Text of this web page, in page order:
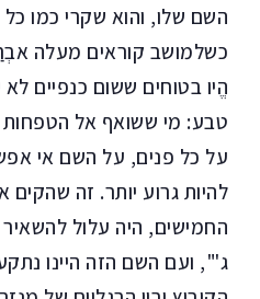
השם שלו, והוא שקרי כמו
כשלמושב קוראים מעלה
הֱיו בטוחים ששום כנפיים
טבע: מי ששואף אל
על כל פנים, על השם אי
להיות גרוע יותר. זה
החמישים, היה עלול
ג'", ועם השם הזה היינו